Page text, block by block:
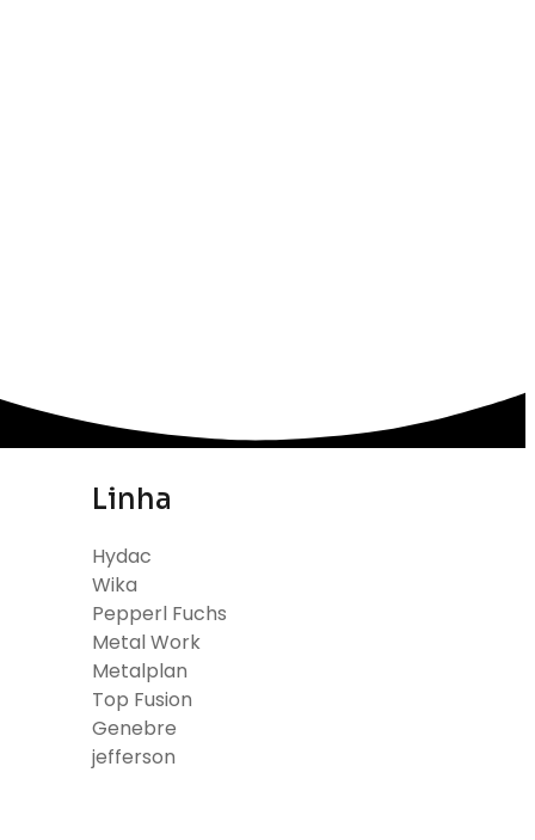
Linha
Hydac
Wika
Pepperl Fuchs
Metal Work
Metalplan
Top Fusion
Genebre
jefferson